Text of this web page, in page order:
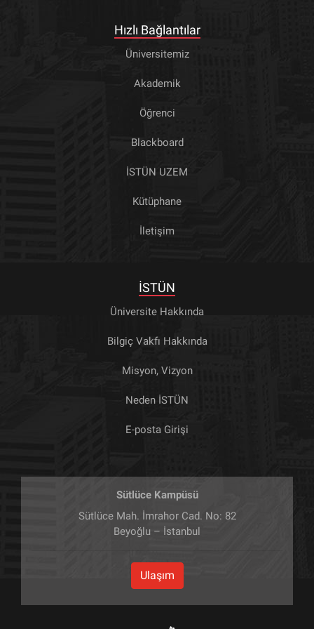
Hızlı Bağlantılar
Üniversitemiz
Akademik
Öğrenci
Blackboard
İSTÜN UZEM
Kütüphane
İletişim
İSTÜN
Üniversite Hakkında
Bilgiç Vakfı Hakkında
Misyon, Vizyon
Neden İSTÜN
E-posta Girişi
Sütlüce Kampüsü
Sütlüce Mah. İmrahor Cad. No: 82
Beyoğlu – İstanbul
Ulaşım